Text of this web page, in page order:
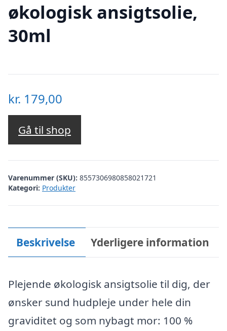
økologisk ansigtsolie,
30ml
kr. 179,00
Gå til shop
Varenummer (SKU): 8557306980858021721
Kategori: Produkter
Beskrivelse Yderligere information
Plejende økologisk ansigtsolie til dig, der
ønsker sund hudpleje under hele din
graviditet og som nybagt mor: 100 %